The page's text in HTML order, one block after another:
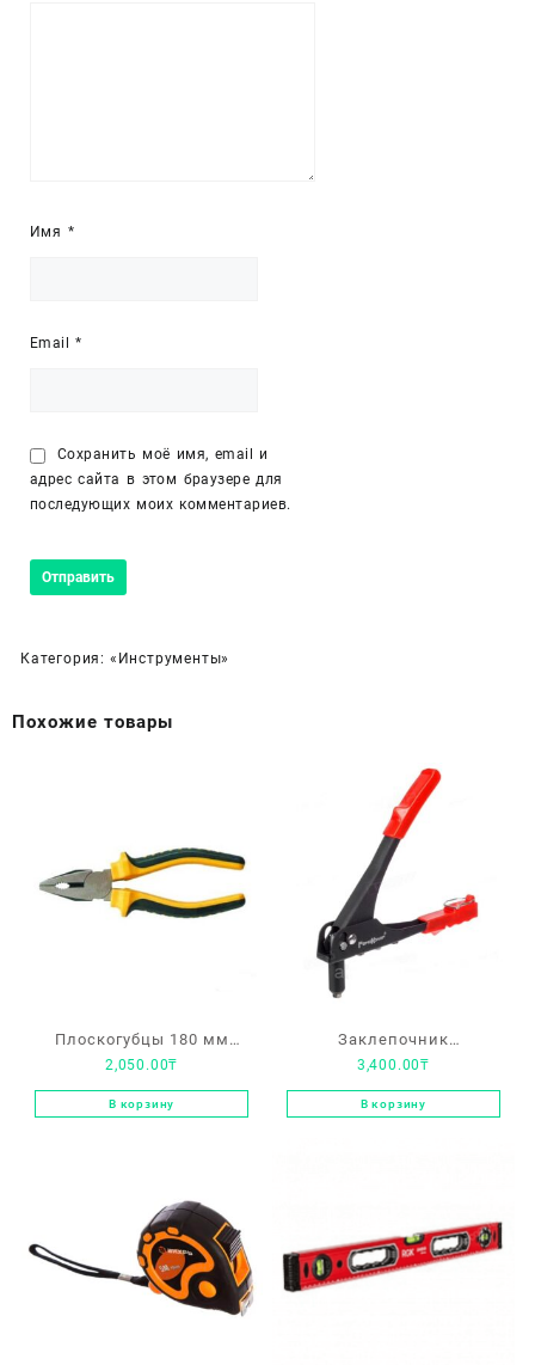
Имя *
Email*
Сохранить моё имя, email и
адрес сайта в этом браузере для
последующих моих комментариев.
Категория: «Инструменты»
Похожие товары
Плоскогубцы 180 мм
Normal РемоКолор 34-6-
018
2,050.00₸
В корзину
Заклепочник
механический
РемоКолор 250мм 26-0-
3,400.00₸
В корзину